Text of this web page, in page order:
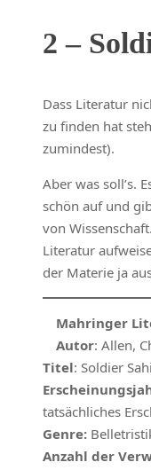
2 –
Dass Literatur
zu finden hat
zumindest).
Aber was soll’s.
schön auf und
von
Literatur
der Materie ja
Mahringer
Autor: Allen,
Titel: Soldier
tatsächliches
Genre:
Anzahl der